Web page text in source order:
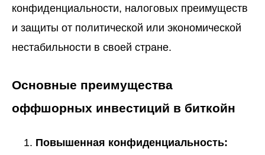
конфиденциальности, налоговых преимуществ
и защиты от политической или экономической
нестабильности в своей стране.
Основные преимущества
оффшорных инвестиций в биткойн
Повышенная конфиденциальность: